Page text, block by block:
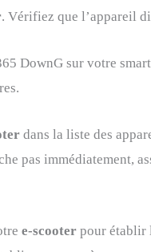
. Vérifiez que l’appareil
DownG sur votre
dans la liste des
pas immédiatement,
e-scooterpour établir